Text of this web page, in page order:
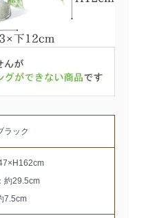
ラック
約29.5cm
7.5cm